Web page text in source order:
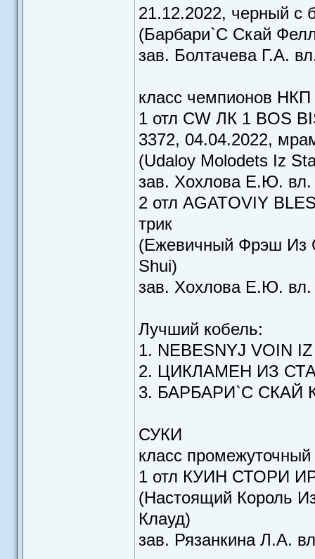
21.12.2022, черный с
(Барбари`C Скай
зав. Болтачева Г.А.
класс чемпионов НКП
1 отл CW ЛК 1 BOS
3372, 04.04.2022,
(Udaloy Molodets Iz
зав. Хохлова Е.Ю.
2 отл AGATOVIY
трик
(Ежевичный Фрэш Из
Shui)
зав. Хохлова Е.Ю.
Лучший кобель:
1. NEBESNYJ VOIN
2. ЦИКЛАМЕН ИЗ
3. БАРБАРИ`C СКАЙ
СУКИ
класс промежуточный
1 отл КУИН СТОРИ
(Настоящий Король
Клауд)
зав. Рязанкина Л.А.